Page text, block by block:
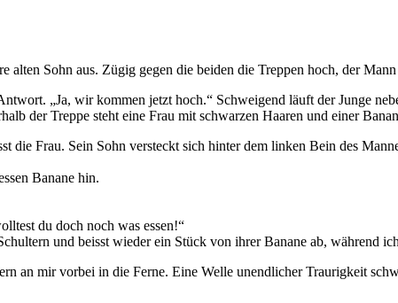
Sohn aus. Zügig gegen die beiden die Treppen hoch, der
„Ja, wir kommen jetzt hoch.“ Schweigend läuft der Junge
der Treppe steht eine Frau mit schwarzen Haaren und einer
die Frau. Sein Sohn versteckt sich hinter dem linken Bein des
Banane hin.
du doch noch was essen!“
und beisst wieder ein Stück von ihrer Banane ab, während
an mir vorbei in die Ferne. Eine Welle unendlicher Traurigkeit